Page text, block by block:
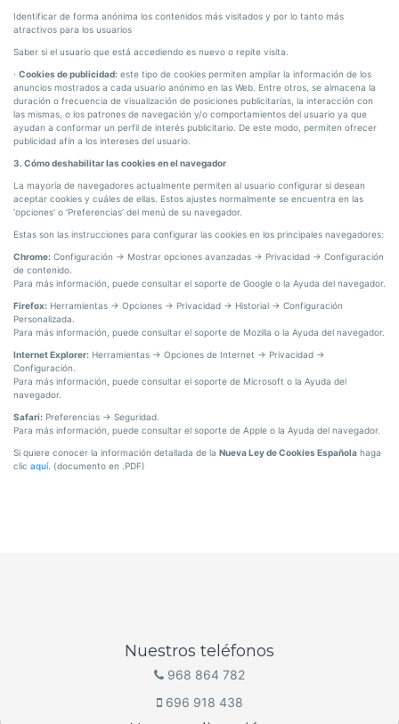
Identificar de forma anónima los contenidos más visitados y por lo tanto más
atractivos para los usuarios
Saber si el usuario que está accediendo es nuevo o repite visita.
· Cookies de publicidad: este tipo de cookies permiten ampliar la información de los
anuncios mostrados a cada usuario anónimo en las Web. Entre otros, se almacena la
duración o frecuencia de visualización de posiciones publicitarias, la interacción con
las mismas, o los patrones de navegación y/o comportamientos del usuario ya que
ayudan a conformar un perfil de interés publicitario. De este modo, permiten ofrecer
publicidad afín a los intereses del usuario.
3. Cómo deshabilitar las cookies en el navegador
La mayoría de navegadores actualmente permiten al usuario configurar si desean
aceptar cookies y cuáles de ellas. Estos ajustes normalmente se encuentra en las
‘opciones’ o ‘Preferencias’ del menú de su navegador.
Estas son las instrucciones para configurar las cookies en los principales navegadores:
Chrome: Configuración -> Mostrar opciones avanzadas -> Privacidad -> Configuración
de contenido.
Para más información, puede consultar el soporte de Google o la Ayuda del navegador.
Firefox: Herramientas -> Opciones -> Privacidad -> Historial -> Configuración
Personalizada.
Para más información, puede consultar el soporte de Mozilla o la Ayuda del navegador.
Internet Explorer: Herramientas -> Opciones de Internet -> Privacidad ->
Configuración.
Para más información, puede consultar el soporte de Microsoft o la Ayuda del
navegador.
Safari: Preferencias -> Seguridad.
Para más información, puede consultar el soporte de Apple o la Ayuda del navegador.
Si quiere conocer la información detallada de la Nueva Ley de Cookies Española haga
clic aquí. (documento en .PDF)
Nuestros teléfonos
968 864 782
696 918 438